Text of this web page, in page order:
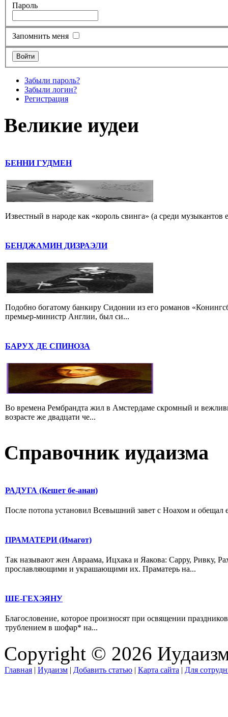
Пароль
Запомнить меня
Забыли пароль?
Забыли логин?
Регистрация
Великие иудеи
БЕННИ ГУДМЕН
Известный в народе как «король свинга» (а среди
БЕНДЖАМИН ДИЗРАЭЛИ
Подобно богатому банкиру Сидонии из его романов
премьер-министр Англии, был си...
БАРУХ ДЕ СПИНОЗА
Во времена Рембрандта жил в Амстердаме скромный и
возрасте же двадцати че...
Справочник иудаизма
РАДУГА (Кешет бе-анан)
После потопа установил Всевышний завет с Ноахом и
ПРАМАТЕРИ (Имагот)
Так называют жен Авраама, Ицхака и Яакова: Сарру, Ривку,
прославляющими и украшающими их. Праматерь на...
ШЕ-ГЕХЭЯНУ
Благословение, которое произносят при освящении
трублением в шофар* на...
Copyright © 2026
Главная | Иудаизм | Добавить статью | Карта сайта | Для